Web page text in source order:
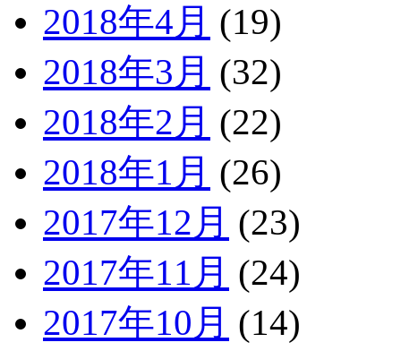
2018年4月 (19)
2018年3月 (32)
2018年2月 (22)
2018年1月 (26)
2017年12月 (23)
2017年11月 (24)
2017年10月 (14)